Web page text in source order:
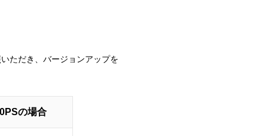
ただき、バージョンアップを
の場合